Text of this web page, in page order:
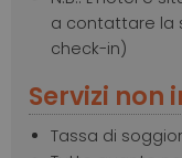
a contattare la
check-in)
Servizi non
Tassa di